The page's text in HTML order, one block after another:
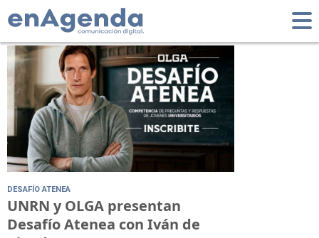
Tag: Premio
DESAFÍO ATENEA
UNRN y OLGA presentan
Desafío Atenea con Iván de